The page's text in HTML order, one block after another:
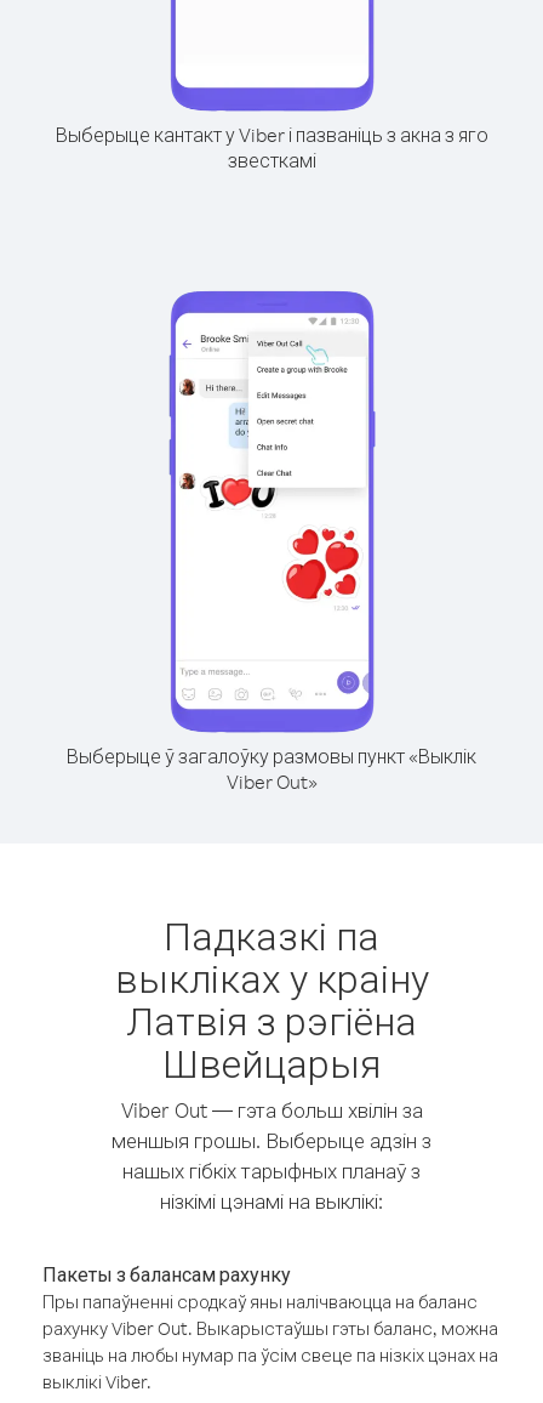
Выберыце кантакт у Viber і пазваніць з акна з яго
звесткамі
Выберыце ў загалоўку размовы пункт «Выклік
Viber Out»
Падказкі па
выкліках у краіну
Латвія з рэгіёна
Швейцарыя
Viber Out — гэта больш хвілін за
меншыя грошы. Выберыце адзін з
нашых гібкіх тарыфных планаў з
нізкімі цэнамі на выклікі:
Пакеты з балансам рахунку
Пры папаўненні сродкаў яны налічваюцца на баланс
рахунку Viber Out. Выкарыстаўшы гэты баланс, можна
званіць на любы нумар па ўсім свеце па нізкіх цэнах на
выклікі Viber.